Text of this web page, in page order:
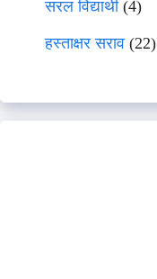
सरल विद्यार्थी(4)
हस्ताक्षर सराव (22)